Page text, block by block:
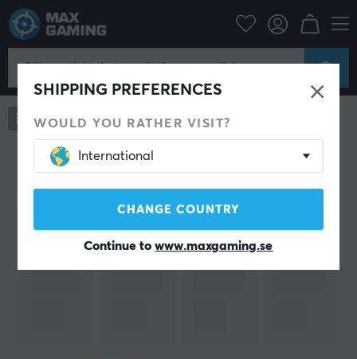
SHIPPING PREFERENCES
WOULD YOU RATHER VISIT?
International
CHANGE COUNTRY
Continue towww.maxgaming.se
UBTECH
UBTECH
0 produkter
Senast visat